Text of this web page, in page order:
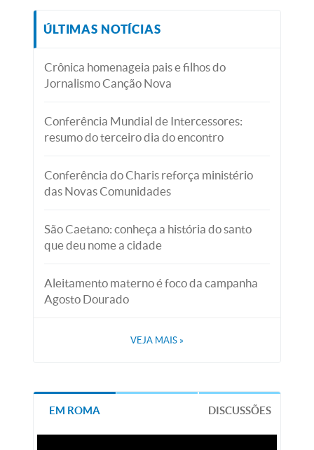
ÚLTIMAS NOTÍCIAS
Crônica homenageia pais e filhos do
Jornalismo Canção Nova
Conferência Mundial de Intercessores:
resumo do terceiro dia do encontro
Conferência do Charis reforça ministério
das Novas Comunidades
São Caetano: conheça a história do santo
que deu nome a cidade
Aleitamento materno é foco da campanha
Agosto Dourado
VEJA MAIS »
EM ROMA DISCUSSÕES